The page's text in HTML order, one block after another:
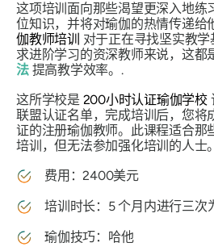
这项培训面向那些渴望更深入地练
位知识，并将对瑜伽的热情传递给
伽教师培训 对于正在寻找坚实教
求进阶学习的资深教师来说，这都
法提高教学效率。.
这所学校是 200小时认证瑜伽学校
联盟认证名单，完成培训后，您将
证的注册瑜伽教师。此课程适合那
培训，但无法参加强化培训的人士
费用：2400美元
培训时长：5 个月内进行三次
瑜伽技巧：哈他